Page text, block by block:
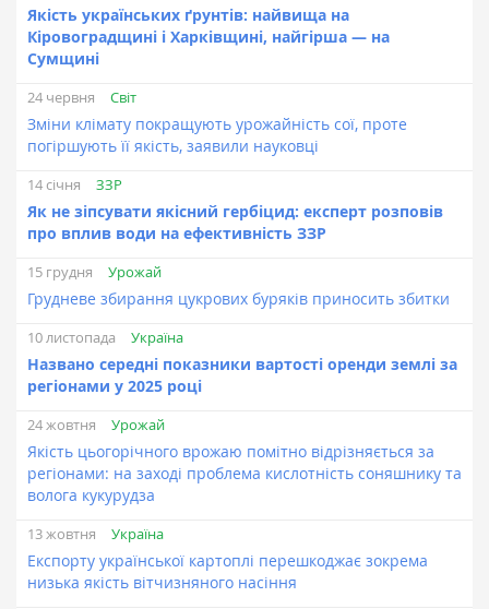
Якість українських ґрунтів: найвища на
Кіровоградщині і Харківщині, найгірша — на
Сумщині
24 червня Світ
Зміни клімату покращують урожайність сої, проте
погіршують її якість, заявили науковці
14 січня ЗЗР
Як не зіпсувати якісний гербіцид: експерт розповів
про вплив води на ефективність ЗЗР
15 грудня Урожай
Грудневе збирання цукрових буряків приносить збитки
10 листопада Україна
Названо середні показники вартості оренди землі за
регіонами у 2025 році
24 жовтня Урожай
Якість цьогорічного врожаю помітно відрізняється за
регіонами: на заході проблема кислотність соняшнику та
волога кукурудза
13 жовтня Україна
Експорту української картоплі перешкоджає зокрема
низька якість вітчизняного насіння